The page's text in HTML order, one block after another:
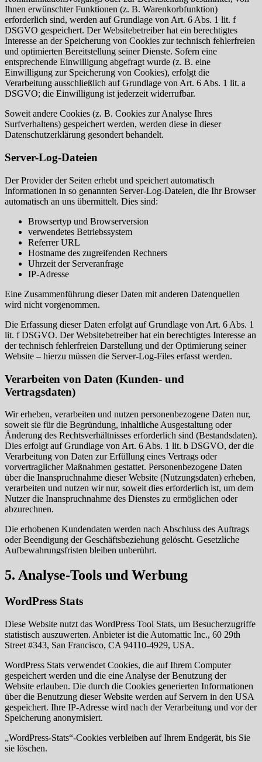
Ihnen erwünschter Funktionen (z. B. Warenkorbfunktion)
erforderlich sind, werden auf Grundlage von Art. 6 Abs. 1 lit. f
DSGVO gespeichert. Der Websitebetreiber hat ein berechtigtes
Interesse an der Speicherung von Cookies zur technisch fehlerfreien
und optimierten Bereitstellung seiner Dienste. Sofern eine
entsprechende Einwilligung abgefragt wurde (z. B. eine
Einwilligung zur Speicherung von Cookies), erfolgt die
Verarbeitung ausschließlich auf Grundlage von Art. 6 Abs. 1 lit. a
DSGVO; die Einwilligung ist jederzeit widerrufbar.
Soweit andere Cookies (z. B. Cookies zur Analyse Ihres
Surfverhaltens) gespeichert werden, werden diese in dieser
Datenschutzerklärung gesondert behandelt.
Server-Log-Dateien
Der Provider der Seiten erhebt und speichert automatisch
Informationen in so genannten Server-Log-Dateien, die Ihr Browser
automatisch an uns übermittelt. Dies sind:
Browsertyp und Browserversion
verwendetes Betriebssystem
Referrer URL
Hostname des zugreifenden Rechners
Uhrzeit der Serveranfrage
IP-Adresse
Eine Zusammenführung dieser Daten mit anderen Datenquellen
wird nicht vorgenommen.
Die Erfassung dieser Daten erfolgt auf Grundlage von Art. 6 Abs. 1
lit. f DSGVO. Der Websitebetreiber hat ein berechtigtes Interesse an
der technisch fehlerfreien Darstellung und der Optimierung seiner
Website – hierzu müssen die Server-Log-Files erfasst werden.
Verarbeiten von Daten (Kunden- und
Vertragsdaten)
Wir erheben, verarbeiten und nutzen personenbezogene Daten nur,
soweit sie für die Begründung, inhaltliche Ausgestaltung oder
Änderung des Rechtsverhältnisses erforderlich sind (Bestandsdaten).
Dies erfolgt auf Grundlage von Art. 6 Abs. 1 lit. b DSGVO, der die
Verarbeitung von Daten zur Erfüllung eines Vertrags oder
vorvertraglicher Maßnahmen gestattet. Personenbezogene Daten
über die Inanspruchnahme dieser Website (Nutzungsdaten) erheben,
verarbeiten und nutzen wir nur, soweit dies erforderlich ist, um dem
Nutzer die Inanspruchnahme des Dienstes zu ermöglichen oder
abzurechnen.
Die erhobenen Kundendaten werden nach Abschluss des Auftrags
oder Beendigung der Geschäftsbeziehung gelöscht. Gesetzliche
Aufbewahrungsfristen bleiben unberührt.
5. Analyse-Tools und Werbung
WordPress Stats
Diese Website nutzt das WordPress Tool Stats, um Besucherzugriffe
statistisch auszuwerten. Anbieter ist die Automattic Inc., 60 29th
Street #343, San Francisco, CA 94110-4929, USA.
WordPress Stats verwendet Cookies, die auf Ihrem Computer
gespeichert werden und die eine Analyse der Benutzung der
Website erlauben. Die durch die Cookies generierten Informationen
über die Benutzung dieser Website werden auf Servern in den USA
gespeichert. Ihre IP-Adresse wird nach der Verarbeitung und vor der
Speicherung anonymisiert.
„WordPress-Stats“-Cookies verbleiben auf Ihrem Endgerät, bis Sie
sie löschen.